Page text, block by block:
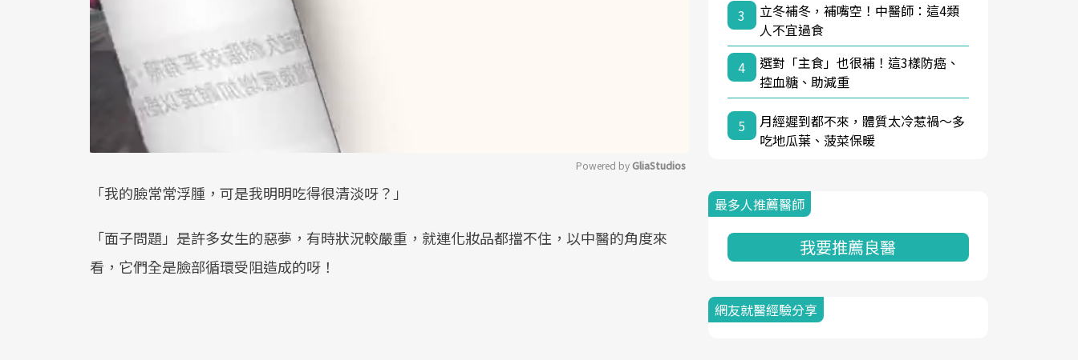
Powered by GliaStudios
「我的臉常常浮腫，可是我明明吃得很清淡呀？」
「面子問題」是許多女生的惡夢，有時狀況較嚴重，就連化妝品都擋不住，以中醫的角度來
看，它們全是臉部循環受阻造成的呀！
3
立冬補冬，補嘴空！中醫師：這4類
人不宜過食
4
選對「主食」也很補！這3樣防癌、
控血糖、助減重
5
月經遲到都不來，體質太冷惹禍〜多
吃地瓜葉、菠菜保暖
最多人推薦醫師
我要推薦良醫
網友就醫經驗分享